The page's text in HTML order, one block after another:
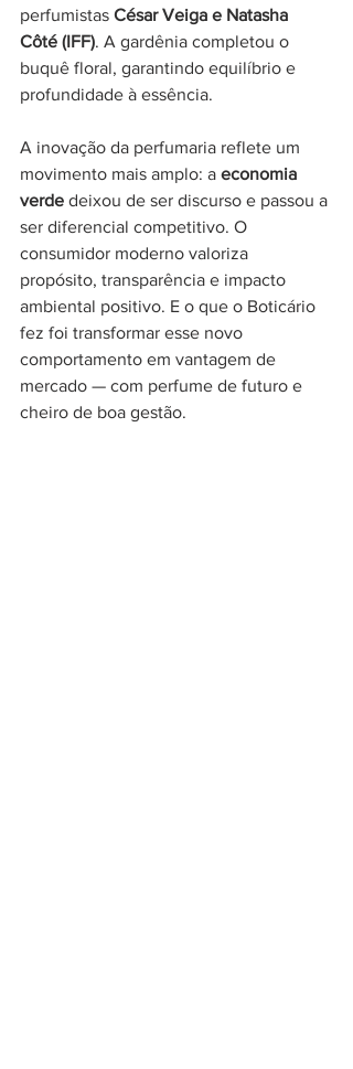
perfumistas César Veiga e Natasha
Côté (IFF). A gardênia completou o
buquê floral, garantindo equilíbrio e
profundidade à essência.
A inovação da perfumaria reflete um
movimento mais amplo: a economia
verde deixou de ser discurso e passou a
ser diferencial competitivo. O
consumidor moderno valoriza
propósito, transparência e impacto
ambiental positivo. E o que o Boticário
fez foi transformar esse novo
comportamento em vantagem de
mercado — com perfume de futuro e
cheiro de boa gestão.